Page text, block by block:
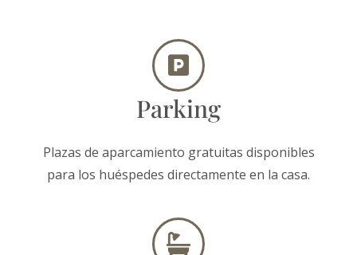
Parking
Plazas de aparcamiento gratuitas disponibles
para los huéspedes directamente en la casa.